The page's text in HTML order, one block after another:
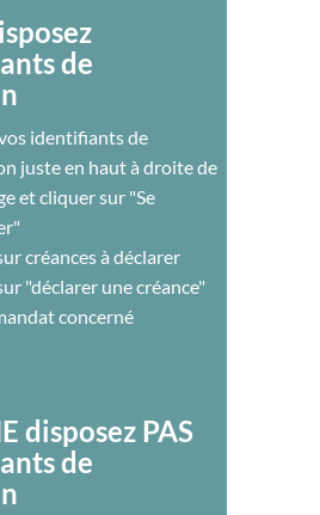
de
identifiants de
juste en haut à droite de
et cliquer sur "Se
créances à déclarer
"déclarer une créance"
concerné
disposez PAS
de